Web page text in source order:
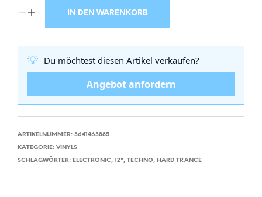
IN DEN WARENKORB
💡 Du möchtest diesen Artikel verkaufen?
Angebot anfordern
ARTIKELNUMMER: 3641463885
KATEGORIE: VINYLS
SCHLAGWÖRTER: ELECTRONIC, 12", TECHNO, HARD TRANCE